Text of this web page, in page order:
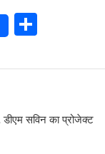
ar
डीएम सविन का प्रोजेक्ट